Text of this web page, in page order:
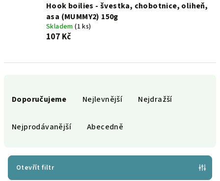
Hook boilies - švestka, chobotnice, oliheň,
asa (MUMMY2) 150g
Skladem(1 ks)
107 Kč
Doporučujeme Nejlevnější Nejdražší
Nejprodávanější Abecedně
Otevřít filtr